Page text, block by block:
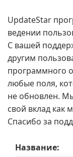
UpdateStar
ведении
С вашей
другим
программного
любые поля,
не обновлен.
свой вклад как
Спасибо за
Название: